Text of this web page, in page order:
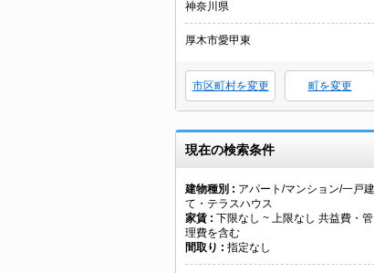
神奈川県
厚木市愛甲東
市区町村を変更 町を変更
現在の検索条件
建物種別
アパート/マンション/一戸建
て・テラスハウス
家賃
下限なし ~ 上限なし 共益費・管
理費を含む
間取り
指定なし